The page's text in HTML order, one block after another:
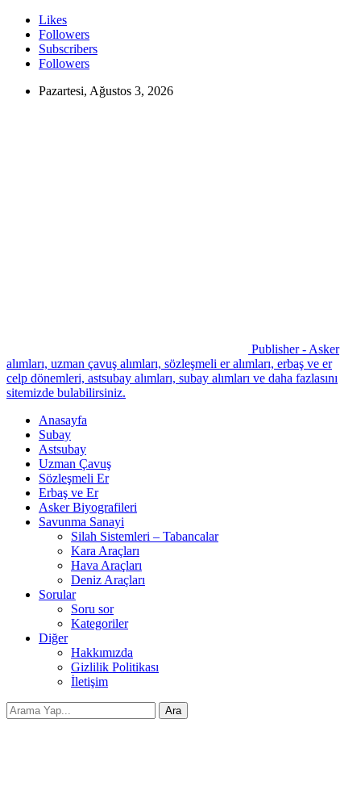
Likes
Followers
Subscribers
Followers
Pazartesi, Ağustos 3, 2026
Publisher - Asker
alımları, uzman çavuş alımları, sözleşmeli er alımları, erbaş ve er
celp dönemleri, astsubay alımları, subay alımları ve daha fazlasını
sitemizde bulabilirsiniz.
Anasayfa
Subay
Astsubay
Uzman Çavuş
Sözleşmeli Er
Erbaş ve Er
Asker Biyografileri
Savunma Sanayi
Silah Sistemleri – Tabancalar
Kara Araçları
Hava Araçları
Deniz Araçları
Sorular
Soru sor
Kategoriler
Diğer
Hakkımızda
Gizlilik Politikası
İletişim